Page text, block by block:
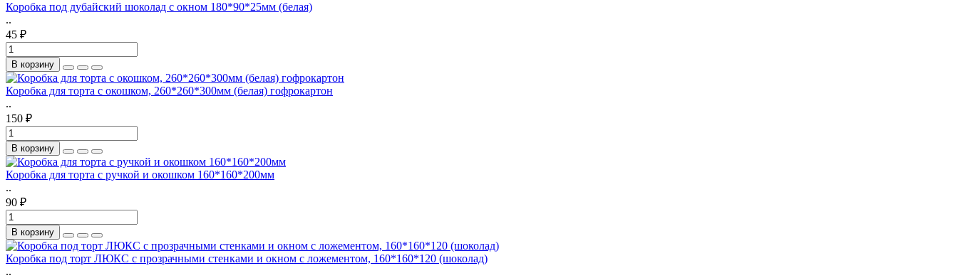
Коробка под дубайский шоколад с окном 180*90*25мм (белая)
..
45 ₽
В корзину
Коробка для торта с окошком, 260*260*300мм (белая) гофрокартон
..
150 ₽
В корзину
Коробка для торта с ручкой и окошком 160*160*200мм
..
90 ₽
В корзину
Коробка под торт ЛЮКС с прозрачными стенками и окном с ложементом, 160*160*120 (шоколад)
..